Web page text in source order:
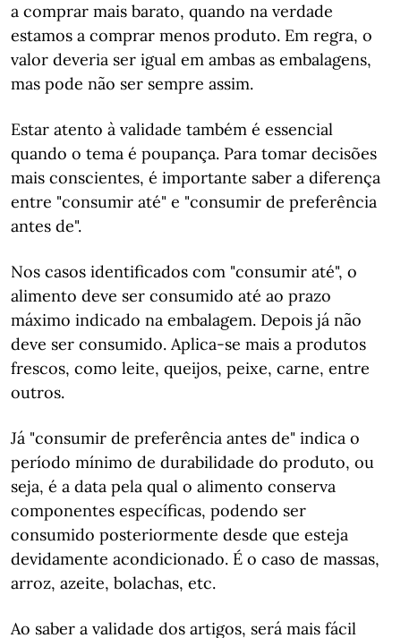
a comprar mais barato, quando na verdade
estamos a comprar menos produto. Em regra, o
valor deveria ser igual em ambas as embalagens,
mas pode não ser sempre assim.
Estar atento à validade também é essencial
quando o tema é poupança. Para tomar decisões
mais conscientes, é importante saber a diferença
entre "consumir até" e "consumir de preferência
antes de".
Nos casos identificados com "consumir até", o
alimento deve ser consumido até ao prazo
máximo indicado na embalagem. Depois já não
deve ser consumido. Aplica-se mais a produtos
frescos, como leite, queijos, peixe, carne, entre
outros.
Já "consumir de preferência antes de" indica o
período mínimo de durabilidade do produto, ou
seja, é a data pela qual o alimento conserva
componentes específicas, podendo ser
consumido posteriormente desde que esteja
devidamente acondicionado. É o caso de massas,
arroz, azeite, bolachas, etc.
Ao saber a validade dos artigos, será mais fácil